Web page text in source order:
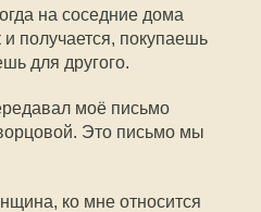
на соседние дома
получается, покупаешь
для другого.
моё письмо
Это письмо мы
ко мне относится